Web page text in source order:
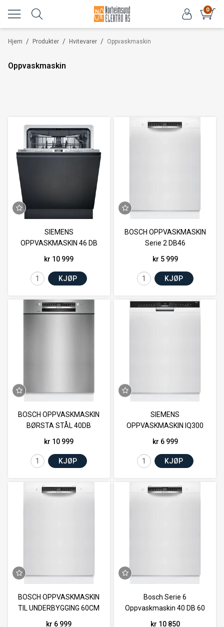
0
/
Hjem /
Produkter /
Hvitevarer Oppvaskmaskin
Oppvaskmaskin
SIEMENS
OPPVASKMASKIN 46 DB
kr 10 999
KJØP
BOSCH OPPVASKMASKIN
Serie 2 DB46
kr 5 999
KJØP
BOSCH OPPVASKMASKIN
BØRSTA STÅL 40DB
kr 10 999
KJØP
SIEMENS
OPPVASKMASKIN IQ300
kr 6 999
KJØP
BOSCH OPPVASKMASKIN
TIL UNDERBYGGING 60CM
kr 6 999
Bosch Serie 6
Oppvaskmaskin 40 DB 60
kr 10 850